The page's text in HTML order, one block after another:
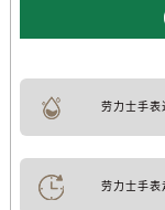
劳力士手表
劳力士手表